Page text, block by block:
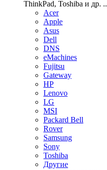
ThinkPad, Toshiba и др. ..
Acer
Apple
Asus
Dell
DNS
eMachines
Fujitsu
Gateway
HP
Lenovo
LG
MSI
Packard Bell
Rover
Samsung
Sony
Toshiba
Другие